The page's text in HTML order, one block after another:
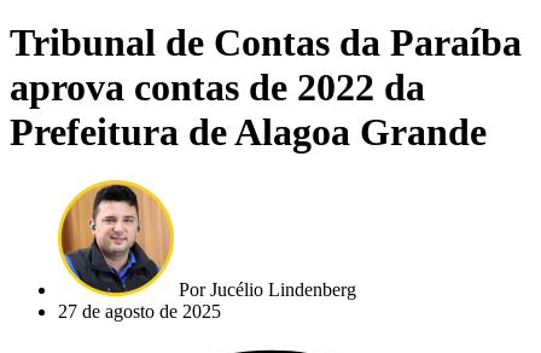
Tribunal de Contas da Paraíba
aprova contas de 2022 da
Prefeitura de Alagoa Grande
PorJucélio Lindenberg
27 de agosto de 2025